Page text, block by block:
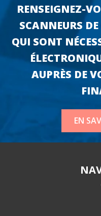
RENSEIGNEZ-
SCANNEURS
QUI SONT
AUPRÈS DE
EN